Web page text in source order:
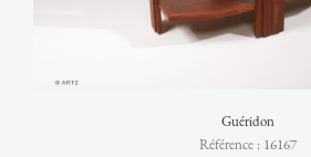
Guéridon
Référence : 16167